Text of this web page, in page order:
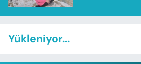
Yükleniyor...